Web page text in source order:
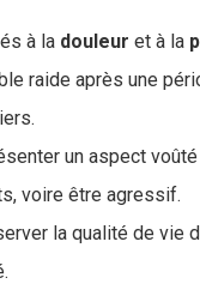
à la douleur et à la
raide après une
un aspect
voire être agressif.
la qualité de vie